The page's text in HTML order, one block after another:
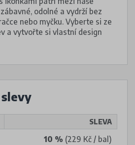
odolné a vydrží bez
nebo myčku. Vyberte si ze
a vytvořte si vlastní design
SLEVA
10 % (229 Kč / bal)